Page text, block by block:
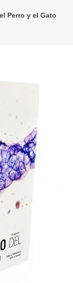
Perro y el Gato